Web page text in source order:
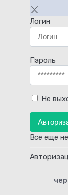
Логин
Пароль
Не
Все еще